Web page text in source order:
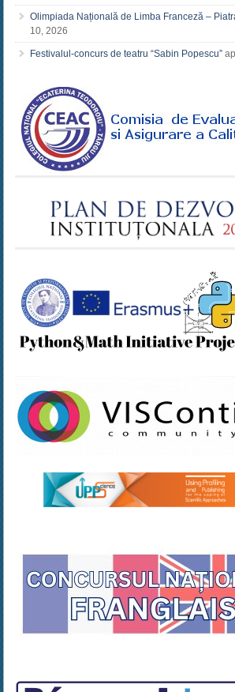
Olimpiada Națională de Limba Franceză –
10, 2026
Festivalul-concurs de teatru “Sabin Popescu”